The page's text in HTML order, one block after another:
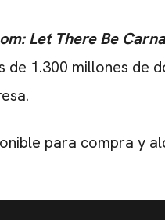
Let There Be
1.300 millones de
para compra y